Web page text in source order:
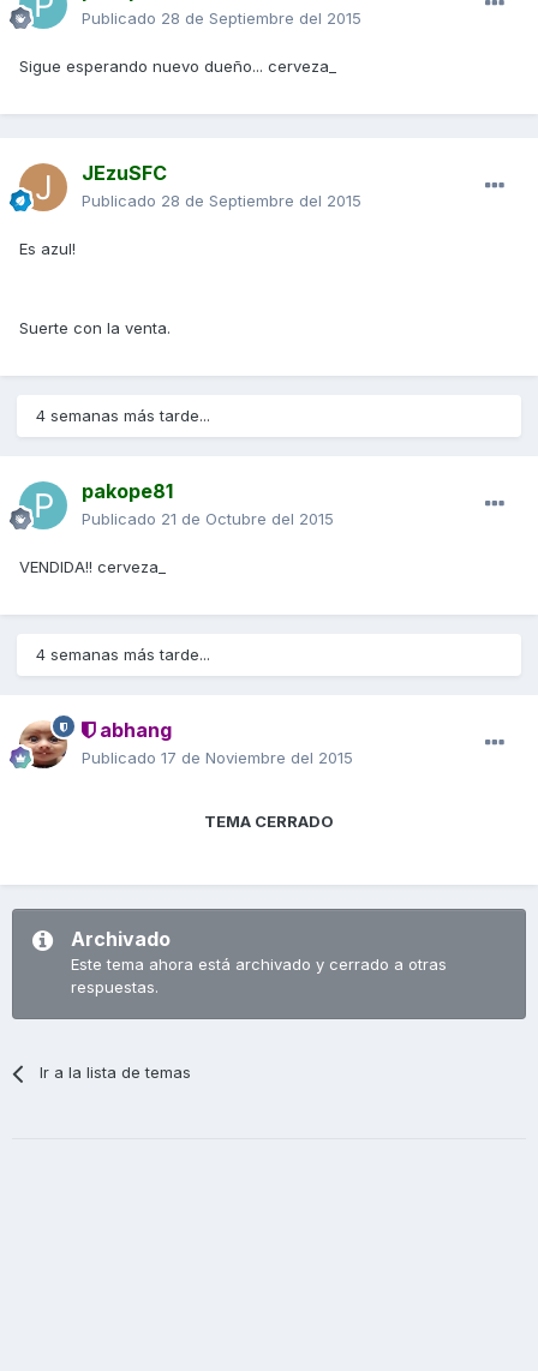
Publicado 28 de Septiembre del 2015
Sigue esperando nuevo dueño... cerveza_
JEzuSFC
Publicado 28 de Septiembre del 2015
Es azul!
Suerte con la venta.
4 semanas más tarde...
pakope81
Publicado 21 de Octubre del 2015
VENDIDA!! cerveza_
4 semanas más tarde...
abhang
Publicado 17 de Noviembre del 2015
TEMA CERRADO
Archivado
Este tema ahora está archivado y cerrado a otras
respuestas.
Ir a la lista de temas